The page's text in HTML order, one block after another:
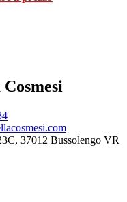
37012 Bussolengo VR